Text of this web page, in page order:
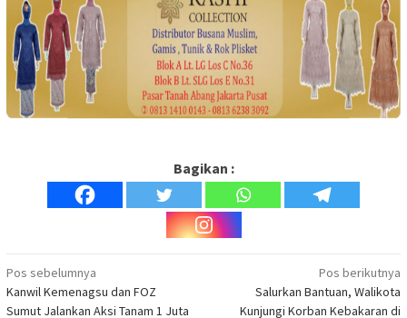
Bagikan :
Navigasi
pos
Pos sebelumnya
Kanwil Kemenagsu dan FOZ
Sumut Jalankan Aksi Tanam 1 Juta
Pos berikutnya
Salurkan Bantuan, Walikota
Kunjungi Korban Kebakaran di